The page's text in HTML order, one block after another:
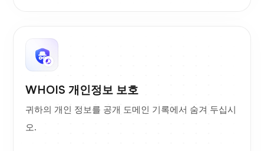
WHOIS 개인정보 보호
귀하의 개인 정보를 공개 도메인 기록에서 숨겨 두십시
오.